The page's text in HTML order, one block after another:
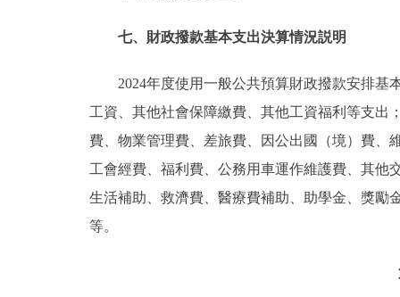
七、財政撥款基本支出決算情況説明
2024年度使用一般公共預算財政撥款安排基
工資、其他社會保障繳費、其他工資福利等支出
費、物業管理費、差旅費、因公出國（境）費、
工會經費、福利費、公務用車運作維護費、其他
生活補助、救濟費、醫療費補助、助學金、獎勵
等。